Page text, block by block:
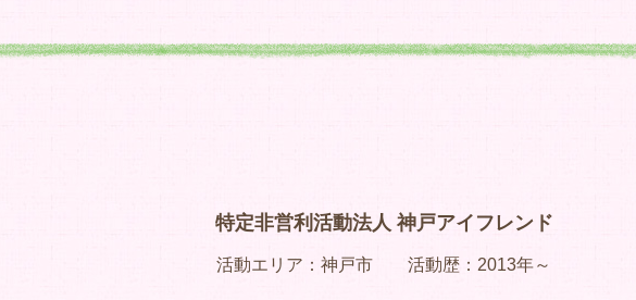
特定非営利活動法人 神戸アイフレンド
活動エリア：神戸市 活動歴：2013年～